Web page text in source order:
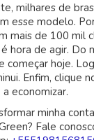
milhares de
esse modelo.
mais de 100 mil
hora de agir. Do
começar hoje.
Enfim, clique
economizar.
minha
Fale